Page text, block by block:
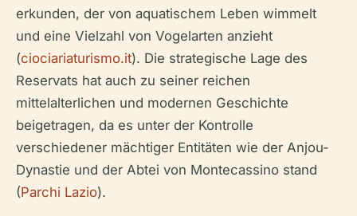
erkunden, der von aquatischem Leben wimmelt
und eine Vielzahl von Vogelarten anzieht
(ciociariaturismo.it). Die strategische Lage des
Reservats hat auch zu seiner reichen
mittelalterlichen und modernen Geschichte
beigetragen, da es unter der Kontrolle
verschiedener mächtiger Entitäten wie der Anjou-
Dynastie und der Abtei von Montecassino stand
(Parchi Lazio).